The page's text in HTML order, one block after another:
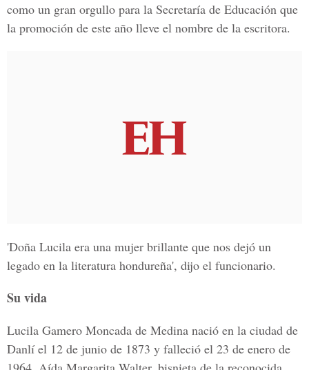
como un gran orgullo para la Secretaría de Educación que
la promoción de este año lleve el nombre de la escritora.
'Doña Lucila era una mujer brillante que nos dejó un
legado en la literatura hondureña', dijo el funcionario.
Su vida
Lucila Gamero Moncada de Medina nació en la ciudad de
Danlí el 12 de junio de 1873 y falleció el 23 de enero de